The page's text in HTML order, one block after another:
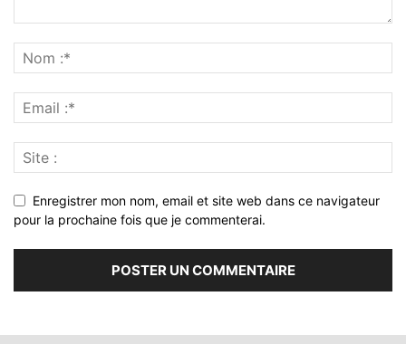
Enregistrer mon nom, email et site web dans ce navigateur
pour la prochaine fois que je commenterai.